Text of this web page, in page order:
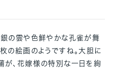
銀の雲や色鮮やかな孔雀が舞
の絵画のようですね。大胆に
が、花嫁様の特別な一日を絢